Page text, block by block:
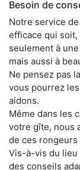
Besoin de
Notre service
efficace qui
seulement à
mais aussi à
Ne pensez pas
vous pourrez
aidons.
Même dans les
votre gîte, nous
de ces
Vis-à-vis du lieu
des conseils